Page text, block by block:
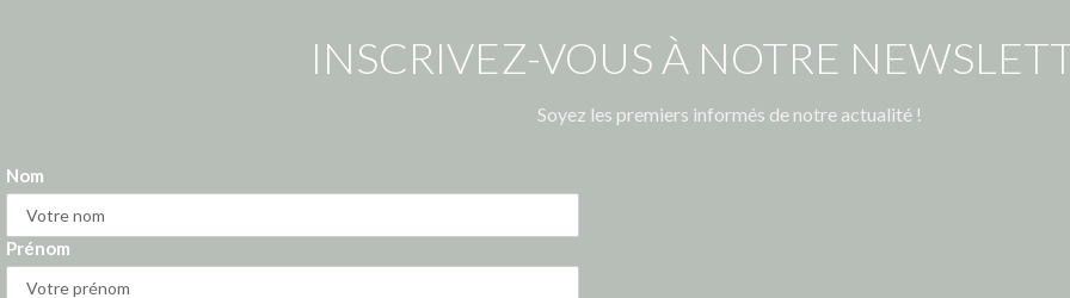
INSCRIVEZ-VOUS À NOTRE
Soyez les premiers informés de notre actualité !
Nom
Prénom